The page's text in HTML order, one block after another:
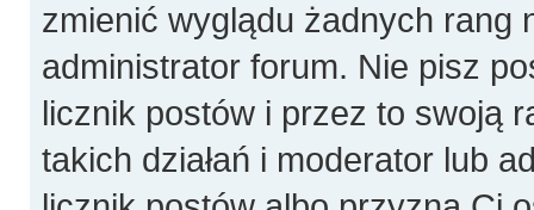
zmienić wyglądu żadnych rang
administrator forum. Nie pisz
licznik postów i przez to swoją
takich działań i moderator lub